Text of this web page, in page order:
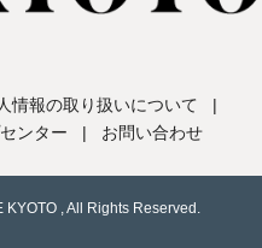
情報の取り扱いについて
|
ンター | お問い合わせ
, All Rights Reserved.